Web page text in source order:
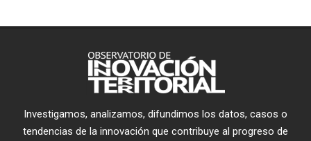
Investigamos, analizamos, difundimos los datos, casos o
tendencias de la innovación que contribuye al progreso de